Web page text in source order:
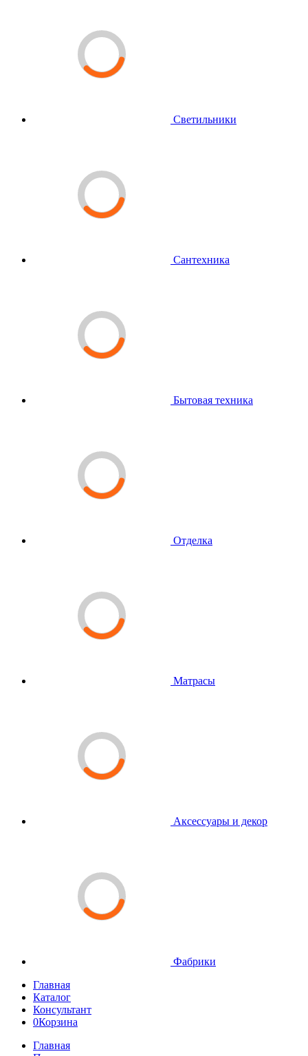
Светильники
Сантехника
Бытовая техника
Отделка
Матрасы
Аксессуары и декор
Фабрики
Главная
Каталог
Консультант
0Корзина
Главная